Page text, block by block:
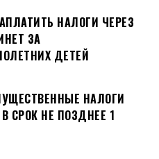
НАЛОГИ ЧЕРЕЗ
ЗА
ДЕТЕЙ
НАЛОГИ
СРОК НЕ ПОЗДНЕЕ 1